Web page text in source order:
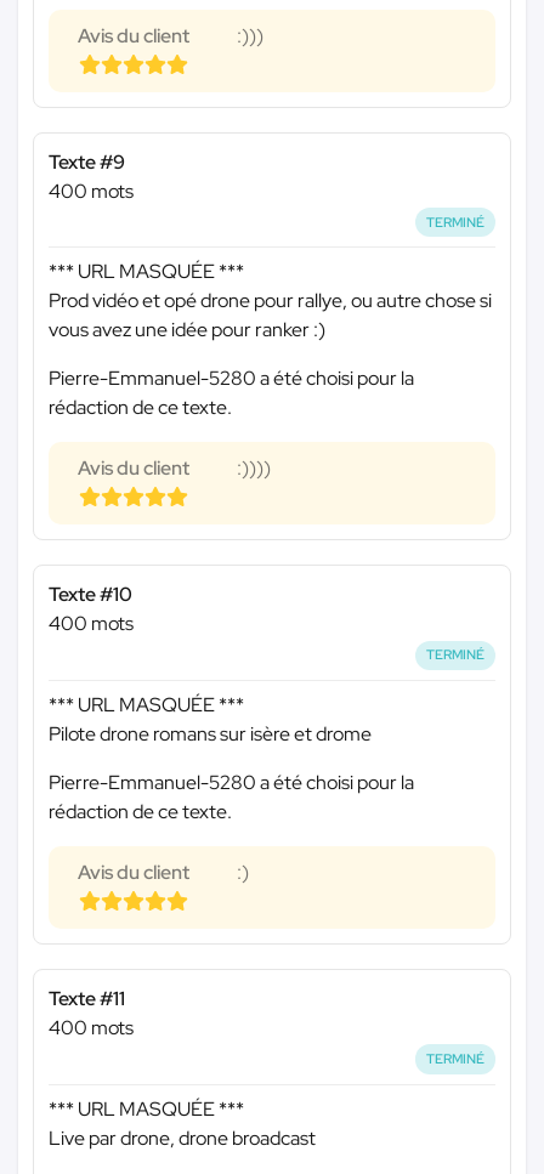
Avis du client :)))
Texte #9
400 mots
TERMINÉ
*** URL MASQUÉE ***
Prod vidéo et opé drone pour rallye, ou autre chose si
vous avez une idée pour ranker :)
Pierre-Emmanuel-5280 a été choisi pour la
rédaction de ce texte.
Avis du client :))))
Texte #10
400 mots
TERMINÉ
*** URL MASQUÉE ***
Pilote drone romans sur isère et drome
Pierre-Emmanuel-5280 a été choisi pour la
rédaction de ce texte.
Avis du client :)
Texte #11
400 mots
TERMINÉ
*** URL MASQUÉE ***
Live par drone, drone broadcast